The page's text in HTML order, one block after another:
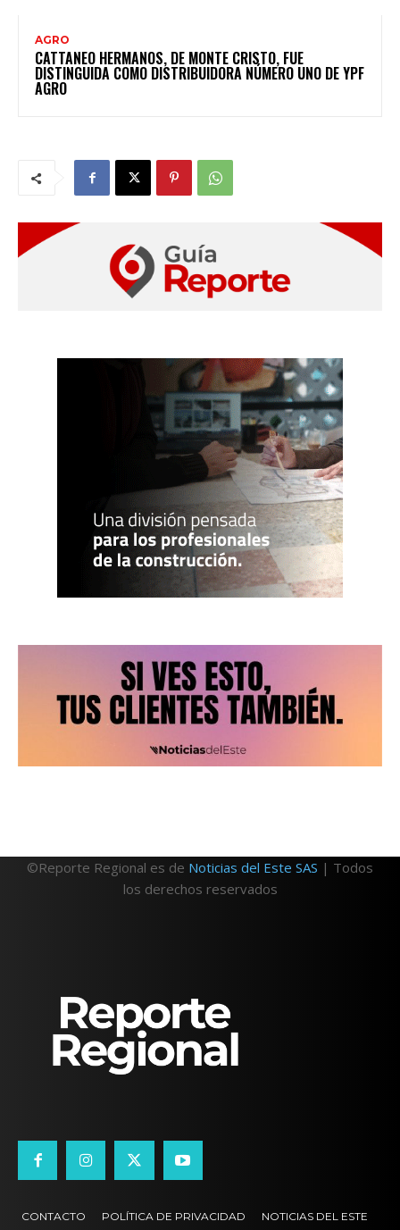
AGRO
CATTANEO HERMANOS, DE MONTE CRISTO, FUE
DISTINGUIDA COMO DISTRIBUIDORA NÚMERO UNO DE YPF
AGRO
©Reporte Regional es de Noticias del Este SAS | Todos
los derechos reservados
CONTACTO POLÍTICA DE PRIVACIDAD NOTICIAS DEL ESTE